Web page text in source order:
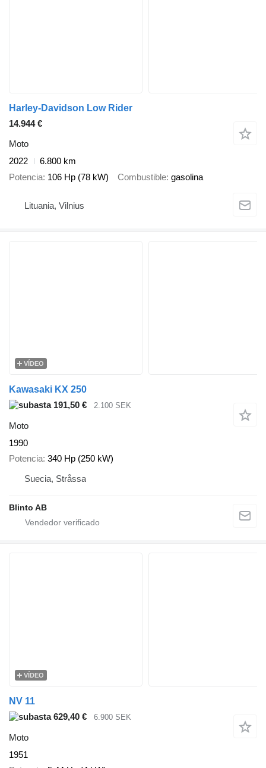
Harley-Davidson Low Rider
14.944 €
Moto
2022
6.800 km
Potencia 106 Hp (78 kW) Combustible gasolina
Lituania, Vilnius
VÍDEO
Kawasaki KX 250
191,50 €
2.100 SEK
Moto
1990
Potencia 340 Hp (250 kW)
Suecia, Stråssa
Blinto AB
VÍDEO
NV 11
629,40 €
6.900 SEK
Moto
1951